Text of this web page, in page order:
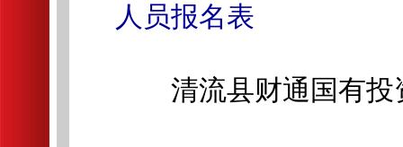
人员报名表
清流县财通国有投